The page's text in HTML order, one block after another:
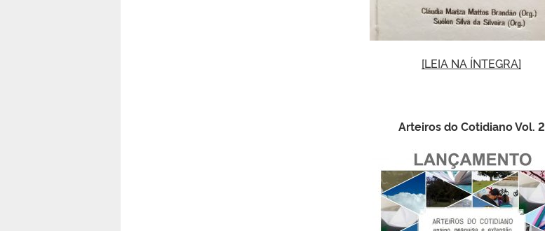
[LEIA NA ÍNTEGRA]
Arteiros do Cotidiano Vol. 2